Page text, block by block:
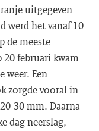
uitgegeven
werd het vanaf 10
de meeste
20 februari kwam
weer. Een
zorgde vooral in
30 mm. Daarna
dag neerslag,